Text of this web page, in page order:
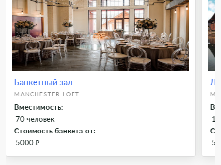
Банкетный зал
MANCHESTER LOFT
Вместимость:
70 человек
Стоимость банкета от:
5000 ₽